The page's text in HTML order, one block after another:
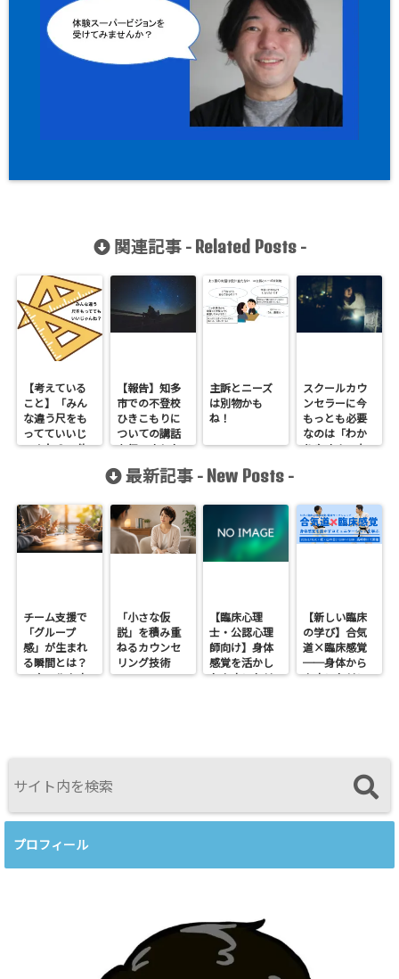
関連記事 - Related Posts-
【考えている
こと】「みん
な違う尺をも
ってていいじ
ゃんね？」他
いために
【報告】知多
市での不登校
ひきこもりに
ついての講話
を行いました
主訴とニーズ
は別物かも
ね！
スクールカウ
ンセラーに今
もっとも必要
なのは「わか
りやすさ」な
最新記事 - New Posts -
チーム支援で
「グループ
感」が生まれ
る瞬間とは？
スクールカウ
「小さな仮
説」を積み重
ねるカウンセ
リング技術
【臨床心理
士・公認心理
師向け】身体
感覚を活かし
たカウンセリ
【新しい臨床
の学び】合気
道×臨床感覚
──身体から
カウンセリン
プロフィール